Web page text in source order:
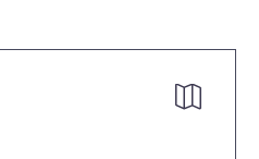

